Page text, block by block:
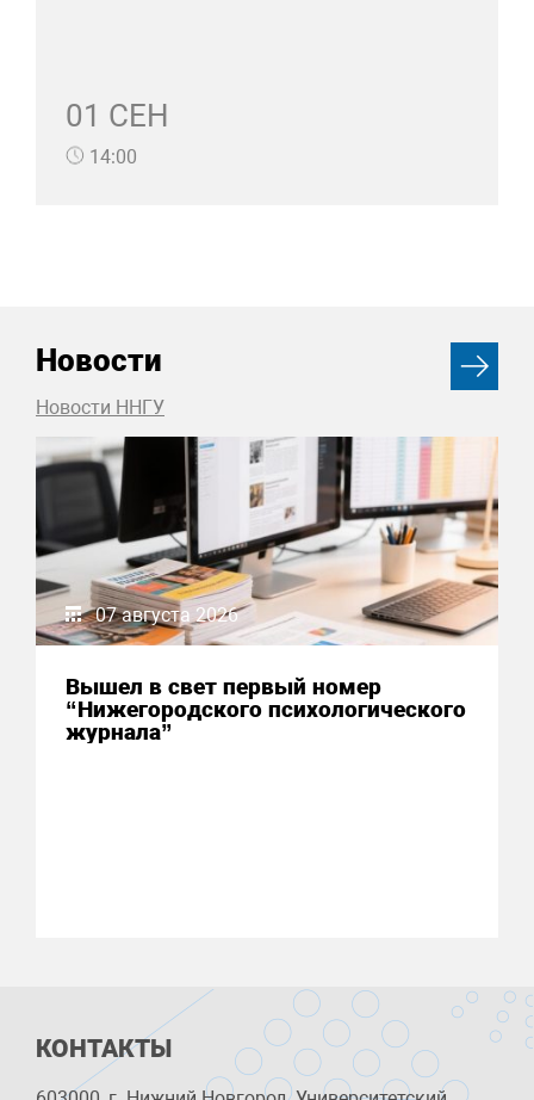
01 СЕН
14:00
Новости
Новости ННГУ
07 августа 2026
Вышел в свет первый номер
“Нижегородского психологического
журнала”
КОНТАКТЫ